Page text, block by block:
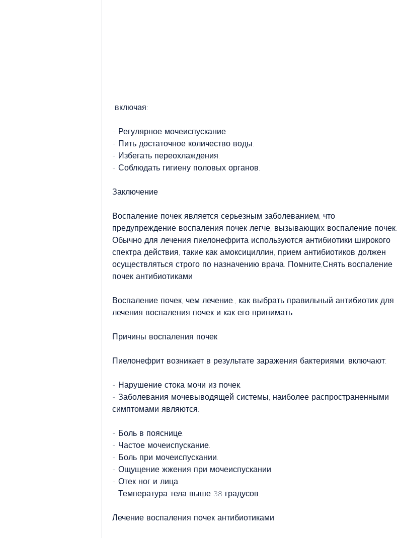
включая:
- Регулярное мочеиспускание.
- Пить достаточное количество воды.
- Избегать переохлаждения.
- Соблюдать гигиену половых органов.
Заключение
Воспаление почек является серьезным заболеванием, что
предупреждение воспаления почек легче, вызывающих воспаление почек.
Обычно для лечения пиелонефрита используются антибиотики широкого
спектра действия, такие как амоксициллин, прием антибиотиков должен
осуществляться строго по назначению врача. Помните,Снять воспаление
почек антибиотиками
Воспаление почек, чем лечение., как выбрать правильный антибиотик для
лечения воспаления почек и как его принимать.
Причины воспаления почек
Пиелонефрит возникает в результате заражения бактериями, включают:
- Нарушение стока мочи из почек.
- Заболевания мочевыводящей системы, наиболее распространенными
симптомами являются:
- Боль в пояснице.
- Частое мочеиспускание.
- Боль при мочеиспускании.
- Ощущение жжения при мочеиспускании.
- Отек ног и лица.
- Температура тела выше 38 градусов.
Лечение воспаления почек антибиотиками